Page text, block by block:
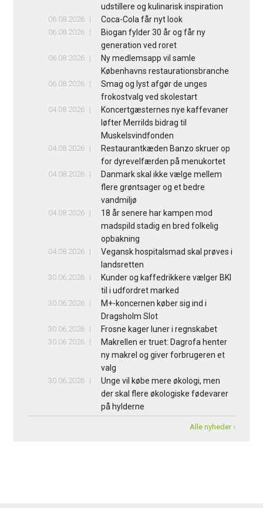
udstillere og kulinarisk inspiration
06.08.2026 Coca-Cola får nyt look
06.08.2026
Biogan fylder 30 år og får ny
generation ved roret
06.08.2026
Ny medlemsapp vil samle
Københavns restaurationsbranche
06.08.2026
Smag og lyst afgør de unges
frokostvalg ved skolestart
04.08.2026
Koncertgæsternes nye kaffevaner
løfter Merrilds bidrag til
Muskelsvindfonden
04.08.2026
Restaurantkæden Banzo skruer op
for dyrevelfærden på menukortet
04.08.2026
Danmark skal ikke vælge mellem
flere grøntsager og et bedre
vandmiljø
04.08.2026
18 år senere har kampen mod
madspild stadig en bred folkelig
opbakning
04.08.2026
Vegansk hospitalsmad skal prøves i
landsretten
30.06.2026
Kunder og kaffedrikkere vælger BKI
til i udfordret marked
30.06.2026
M+-koncernen køber sig ind i
Dragsholm Slot
30.06.2026 Frosne kager luner i regnskabet
30.06.2026
Makrellen er truet: Dagrofa henter
ny makrel og giver forbrugeren et
valg
30.06.2026
Unge vil købe mere økologi, men
der skal flere økologiske fødevarer
på hylderne
Alle nyheder ›